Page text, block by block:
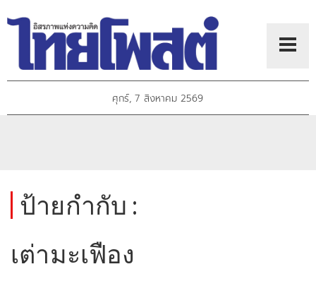
ศุกร์, 7 สิงหาคม 2569
ป้ายกำกับ :
เต่ามะเฟือง